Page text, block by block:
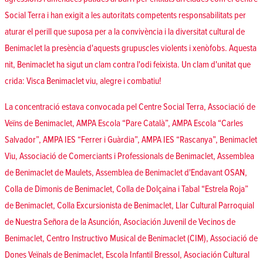
Social Terra i han exigit a les autoritats competents responsabilitats per
aturar el perill que suposa per a la convivència i la diversitat cultural de
Benimaclet la presència d'aquests grupuscles violents i xenòfobs. Aquesta
nit, Benimaclet ha sigut un clam contra l'odi feixista. Un clam d'unitat que
crida: Visca Benimaclet viu, alegre i combatiu!
La concentració estava convocada pel Centre Social Terra, Associació de
Veïns de Benimaclet, AMPA Escola “Pare Català”, AMPA Escola “Carles
Salvador”, AMPA IES “Ferrer i Guàrdia”, AMPA IES “Rascanya”, Benimaclet
Viu, Associació de Comerciants i Professionals de Benimaclet, Assemblea
de Benimaclet de Maulets, Assemblea de Benimaclet d'Endavant OSAN,
Colla de Dimonis de Benimaclet, Colla de Dolçaina i Tabal “Estrela Roja”
de Benimaclet, Colla Excursionista de Benimaclet, Llar Cultural Parroquial
de Nuestra Señora de la Asunción, Asociación Juvenil de Vecinos de
Benimaclet, Centro Instructivo Musical de Benimaclet (CIM), Associació de
Dones Veïnals de Benimaclet, Escola Infantil Bressol, Asociación Cultural